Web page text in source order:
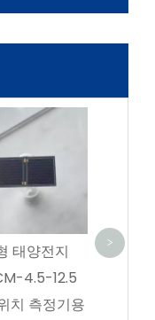
접합 태양전지
CIC | 30% 효
| SC-3GA-3
에서 삼
GaAs 태양
구매 - 직접 제
조사
>